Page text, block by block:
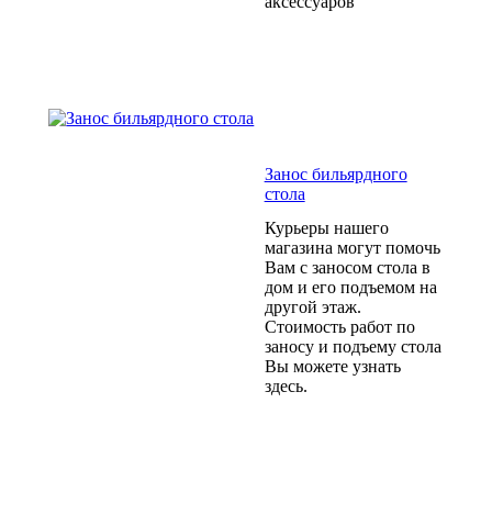
Занос бильярдного
стола
Курьеры нашего
магазина могут помочь
Вам с заносом стола в
дом и его подъемом на
другой этаж.
Стоимость работ по
заносу и подъему стола
Вы можете узнать
здесь.